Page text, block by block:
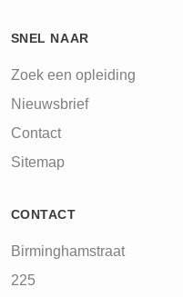
SNEL NAAR
Zoek een opleiding
Nieuwsbrief
Contact
Sitemap
CONTACT
Birminghamstraat
225